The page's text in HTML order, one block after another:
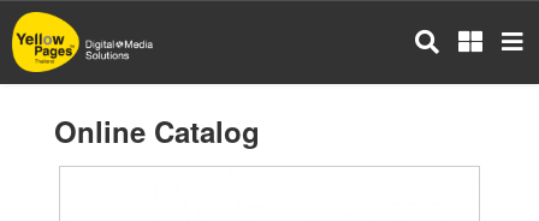
Skip
to
main
Online Catalog